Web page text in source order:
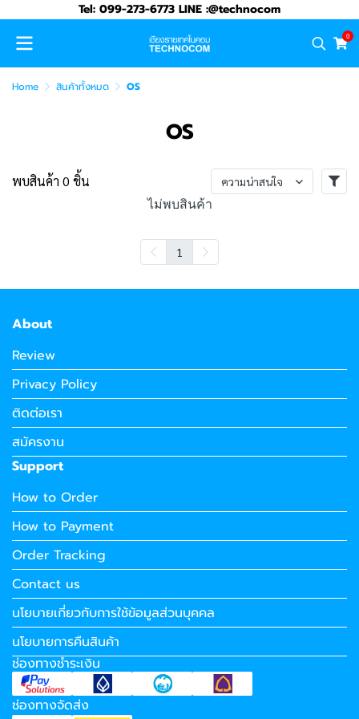
Tel: 099-273-6773 LINE :@technocom
0
Home สินค้าทั้งหมด OS
OS
พบสินค้า 0 ชิ้น ความน่าสนใจ
ไม่พบสินค้า
1
About
Review
Privacy Policy
ติดต่อเรา
สมัครงาน
Support
How to Order
How to Payment
Order Tracking
Contact us
นโยบายเกี่ยวกับการใช้ข้อมูลส่วนบุคคล
นโยบายการคืนสินค้า
ช่องทางชำระเงิน
ช่องทางจัดส่ง